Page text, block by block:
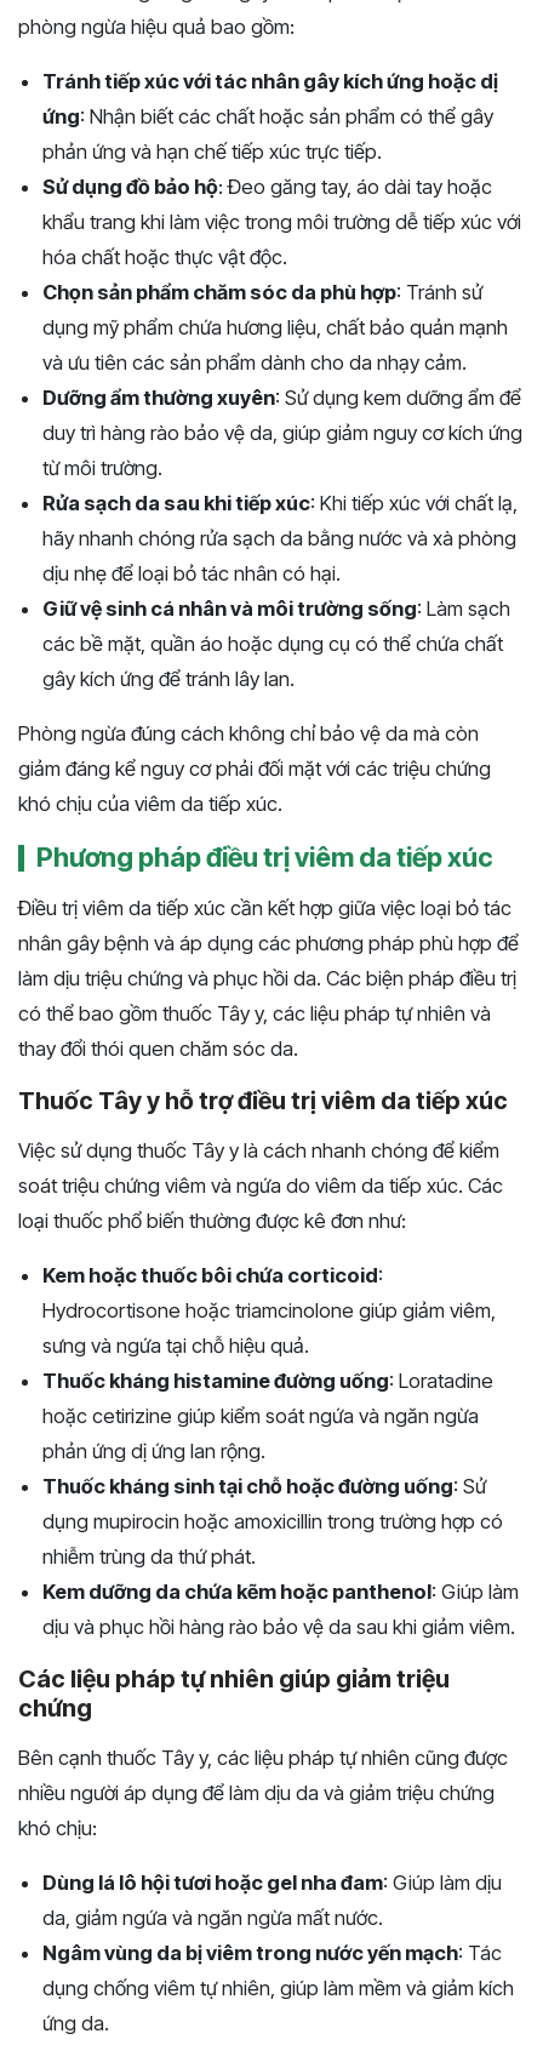
phòng ngừa hiệu quả bao gồm:
Tránh tiếp xúc với tác nhân gây kích ứng hoặc dị
ứng: Nhận biết các chất hoặc sản phẩm có thể gây
phản ứng và hạn chế tiếp xúc trực tiếp.
Sử dụng đồ bảo hộ: Đeo găng tay, áo dài tay hoặc
khẩu trang khi làm việc trong môi trường dễ tiếp xúc với
hóa chất hoặc thực vật độc.
Chọn sản phẩm chăm sóc da phù hợp: Tránh sử
dụng mỹ phẩm chứa hương liệu, chất bảo quản mạnh
và ưu tiên các sản phẩm dành cho da nhạy cảm.
Dưỡng ẩm thường xuyên: Sử dụng kem dưỡng ẩm để
duy trì hàng rào bảo vệ da, giúp giảm nguy cơ kích ứng
từ môi trường.
Rửa sạch da sau khi tiếp xúc: Khi tiếp xúc với chất lạ,
hãy nhanh chóng rửa sạch da bằng nước và xà phòng
dịu nhẹ để loại bỏ tác nhân có hại.
Giữ vệ sinh cá nhân và môi trường sống: Làm sạch
các bề mặt, quần áo hoặc dụng cụ có thể chứa chất
gây kích ứng để tránh lây lan.
Phòng ngừa đúng cách không chỉ bảo vệ da mà còn
giảm đáng kể nguy cơ phải đối mặt với các triệu chứng
khó chịu của viêm da tiếp xúc.
Phương pháp điều trị viêm da tiếp xúc
Điều trị viêm da tiếp xúc cần kết hợp giữa việc loại bỏ tác
nhân gây bệnh và áp dụng các phương pháp phù hợp để
làm dịu triệu chứng và phục hồi da. Các biện pháp điều trị
có thể bao gồm thuốc Tây y, các liệu pháp tự nhiên và
thay đổi thói quen chăm sóc da.
Thuốc Tây y hỗ trợ điều trị viêm da tiếp xúc
Việc sử dụng thuốc Tây y là cách nhanh chóng để kiểm
soát triệu chứng viêm và ngứa do viêm da tiếp xúc. Các
loại thuốc phổ biến thường được kê đơn như:
Kem hoặc thuốc bôi chứa corticoid:
Hydrocortisone hoặc triamcinolone giúp giảm viêm,
sưng và ngứa tại chỗ hiệu quả.
Thuốc kháng histamine đường uống: Loratadine
hoặc cetirizine giúp kiểm soát ngứa và ngăn ngừa
phản ứng dị ứng lan rộng.
Thuốc kháng sinh tại chỗ hoặc đường uống: Sử
dụng mupirocin hoặc amoxicillin trong trường hợp có
nhiễm trùng da thứ phát.
Kem dưỡng da chứa kẽm hoặc panthenol: Giúp làm
dịu và phục hồi hàng rào bảo vệ da sau khi giảm viêm.
Các liệu pháp tự nhiên giúp giảm triệu
chứng
Bên cạnh thuốc Tây y, các liệu pháp tự nhiên cũng được
nhiều người áp dụng để làm dịu da và giảm triệu chứng
khó chịu:
Dùng lá lô hội tươi hoặc gel nha đam: Giúp làm dịu
da, giảm ngứa và ngăn ngừa mất nước.
Ngâm vùng da bị viêm trong nước yến mạch: Tác
dụng chống viêm tự nhiên, giúp làm mềm và giảm kích
ứng da.